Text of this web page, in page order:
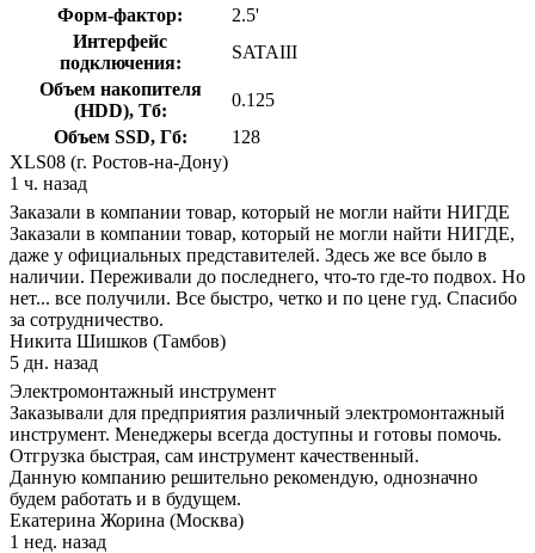
Форм-фактор:
2.5'
Интерфейс
подключения:
SATAIII
Объем накопителя
(HDD), Тб:
0.125
Объем SSD, Гб:
128
XLS08 (г. Ростов-на-Дону)
1 ч. назад
Заказали в компании товар, который не могли найти НИГДЕ
Заказали в компании товар, который не могли найти НИГДЕ,
даже у официальных представителей. Здесь же все было в
наличии. Переживали до последнего, что-то где-то подвох. Но
нет... все получили. Все быстро, четко и по цене гуд. Спасибо
за сотрудничество.
Никита Шишков (Тамбов)
5 дн. назад
Электромонтажный инструмент
Заказывали для предприятия различный электромонтажный
инструмент. Менеджеры всегда доступны и готовы помочь.
Отгрузка быстрая, сам инструмент качественный.
Данную компанию решительно рекомендую, однозначно
будем работать и в будущем.
Екатерина Жорина (Москва)
1 нед. назад